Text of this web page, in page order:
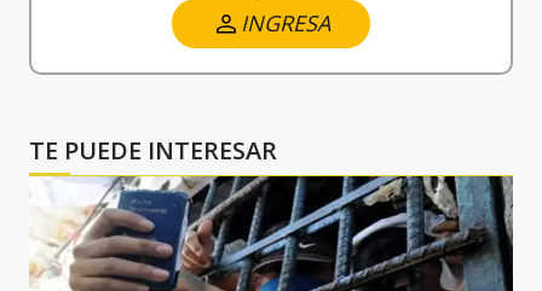
INGRESA
TE PUEDE INTERESAR